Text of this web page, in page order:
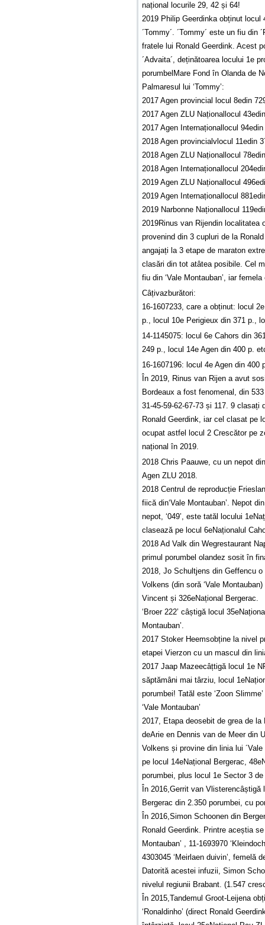
național locurile 29, 42 și 64!
2019 Philip Geerdinka obținut locul
´Tommy´. ´Tommy´ este un fiu din
fratele lui Ronald Geerdink. Acest
´Advaita´, deținătoarea locului 1e
porumbelMare Fond în Olanda de
Palmaresul lui ‘Tommy’:
2017 Agen provincial locul 8edin
2017 Agen ZLU Naționallocul
2017 Agen Internaționallocul
2018 Agen provincialvlocul 11edin
2018 Agen ZLU Naționallocul
2018 Agen Internaționallocul
2019 Agen ZLU Naționallocul
2019 Agen Internaționallocul
2019 Narbonne Naționallocul
2019Rinus van Rijendin localitatea
provenind din 3 cupluri de la
angajați la 3 etape de maraton
clasări din tot atâtea posibile. Cel
fiu din ‘Vale Montauban’, iar
Câțivazburători:
16-1607233, care a obținut: locul
p., locul 10e Perigieux din 371 p.,
14-1145075: locul 6e Cahors din
249 p., locul 14e Agen din 400 p.
16-1607196: locul 4e Agen din
În 2019, Rinus van Rijen a avut
Bordeaux a fost fenomenal, din
31-45-59-62-67-73 și 117. 9 clasați
Ronald Geerdink, iar cel clasat pe
ocupat astfel locul 2 Crescător pe
național în 2019.
2018 Chris Paauwe, cu un nepot
Agen ZLU 2018.
2018 Centrul de reproducție
fiică din‘Vale Montauban’. Nepot
nepot, ‘049’, este tatăl locului
clasează pe locul 6eNaționalul
2018 Ad Valk din Wegrestaurant
primul porumbel olandez sosit în
2018, Jo Schultjens din Geffencu o
Volkens (din soră ‘Vale
Vincent și 326eNațional Bergerac.
‘Broer 222’ câștigă locul
Montauban’.
2017 Stoker Heemsobține la nivel
etapei Vierzon cu un mascul din
2017 Jaap Mazeecâțtigă locul 1e
săptămâni mai târziu, locul
porumbei! Tatăl este ‘Zoon
‘Vale Montauban’
2017, Etapa deosebit de grea de
deArie en Dennis van de Meer din
Volkens și provine din linia lui
pe locul 14eNațional Bergerac,
porumbei, plus locul 1e Sector 3
În 2016,Gerrit van
Bergerac din 2.350 porumbei, cu
În 2016,Simon Schoonen din
Ronald Geerdink. Printre aceștia
Montauban’ , 11-1693970
4303045 ‘Meirlaen duivin’, femelă
Datorită acestei infuzii, Simon
nivelul regiunii Brabant. (1.547
În 2015,Tandemul Groot-Leijena
‘Ronaldinho’ (direct Ronald